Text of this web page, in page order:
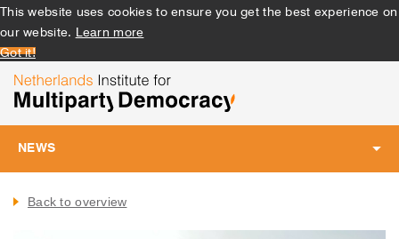
This website uses cookies to ensure you get the best experience on
our website. Learn more
Got it!
NEWS
navigation
Back to overview